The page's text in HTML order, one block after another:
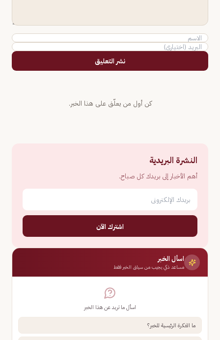
نشر التعليق
كن أول من يعلّق على هذا الخبر.
النشرة البريدية
أهم الأخبار إلى بريدك كل صباح.
اشترك الآن
اسأل الخبر
مساعد ذكي يجيب من سياق الخبر فقط
اسأل ما تريد عن هذا الخبر
ما الفكرة الرئيسية للخبر؟